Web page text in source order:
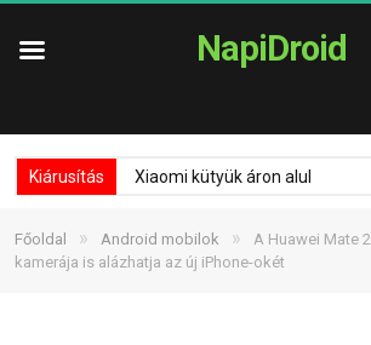
NapiDroid
Kiárusítás Xiaomi kütyük áron alul
Főoldal » Android mobilok »
A Huawei Mate
kamerája is alázhatja az új iPhone-okét